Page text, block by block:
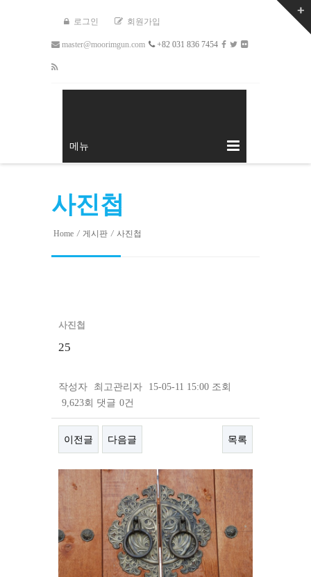
로그인 회원가입
master@moorimgun.com +82 031 836 7454
메뉴
사진첩
Home / 게시판 / 사진첩
사진첩
25
작성자 최고관리자 15-05-11 15:00 조회
9,623회 댓글 0건
이전글 다음글 목록
본문